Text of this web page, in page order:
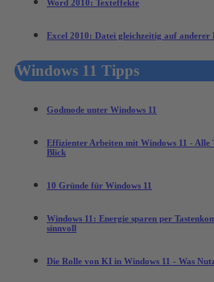
Word 2010: Texteffekte
Excel 2010: Datei gleichzeitig auf anderer
Windows 11 Tipps
Godmode unter Windows 11
Effizienter Arbeiten mit Windows 11 - Alle
Blick
10 Gründe für Windows 11
Windows 11: Energie sparen per
sinnvoll
Die Rolle von KI in Windows 11 - Was